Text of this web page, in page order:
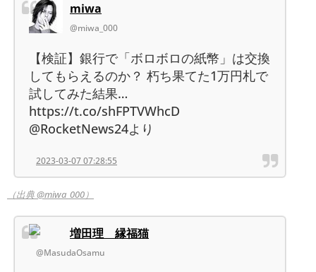
miwa
@miwa_000
【検証】銀行で「ボロボロの紙幣」は交換
してもらえるのか？ 朽ち果てた1万円札で
試してみた結果…
https://t.co/shFPTVWhcD
@RocketNews24より
2023-03-07 07:28:55
（出典 @miwa_000）
増田理 縁福猫
@MasudaOsamu